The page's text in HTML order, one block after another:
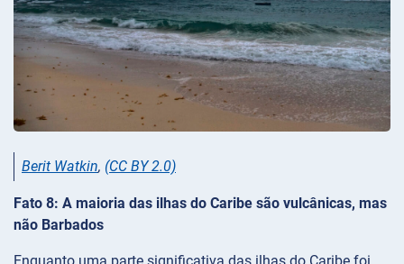
Berit Watkin, (CC BY 2.0)
Fato 8: A maioria das ilhas do Caribe são vulcânicas, mas
não Barbados